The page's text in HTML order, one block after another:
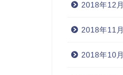
2018年12月
2018年11月
2018年10月